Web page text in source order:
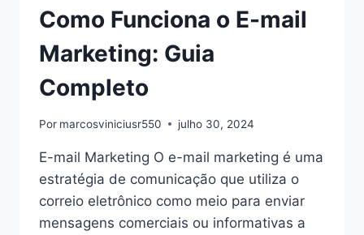
Como Funciona o E-mail
Marketing: Guia
Completo
Por marcosviniciusr550 julho 30, 2024
E-mail Marketing O e-mail marketing é uma
estratégia de comunicação que utiliza o
correio eletrônico como meio para enviar
mensagens comerciais ou informativas a